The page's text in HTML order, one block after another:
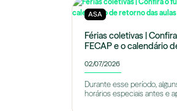
ASA
Férias coletivas |
FECAP e o calendário
02/07/2026
Durante esse período,
horários especiais antes e